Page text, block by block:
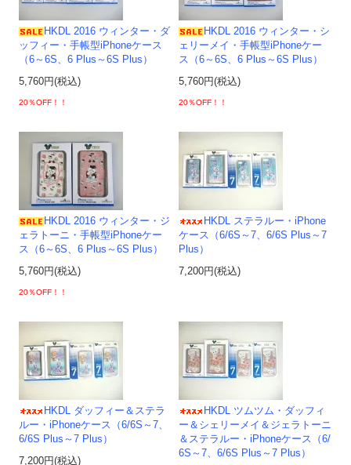
HKDL 2016 ウィンター・ダ
ッフィー・手帳型iPhoneケース
（6～6S、6 Plus～6S Plus）
5,760円(税込)
20％OFF！！
HKDL 2016 ウィンター・シ
ェリーメイ・手帳型iPhoneケー
ス（6～6S、6 Plus～6S Plus）
5,760円(税込)
20％OFF！！
HKDL 2016 ウィンター・ジ
ェラトーニ・手帳型iPhoneケー
ス（6～6S、6 Plus～6S Plus）
5,760円(税込)
20％OFF！！
HKDL ステラルー・iPhone
ケース（6/6S～7、6/6S Plus～7
Plus）
7,200円(税込)
HKDL ダッフィー＆ステラ
ルー・iPhoneケース（6/6S～7、
6/6S Plus～7 Plus）
7,200円(税込)
HKDL ツムツム・ダッフィ
ー＆シェリーメイ＆ジェラトーニ
＆ステラルー・iPhoneケース（6/
6S～7、6/6S Plus～7 Plus）